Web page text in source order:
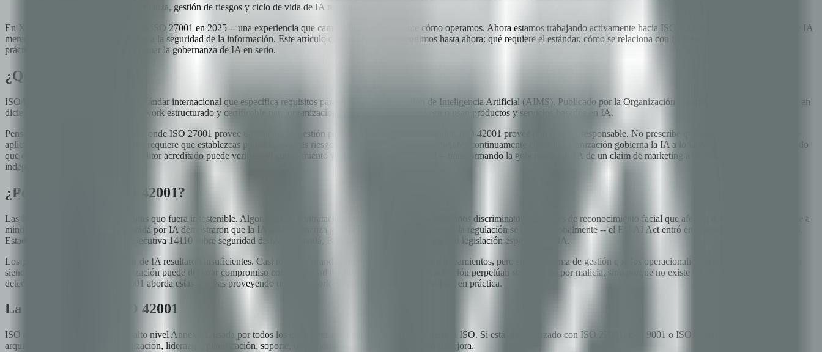
Framework ISO 42001: gobernanza, gestión de riesgos y ciclo de vida de IA responsable
En Xcapit, obtuvimos la certificación ISO 27001 en 2025 -- una experiencia que cambió fundamentalmente cómo operamos. Ahora estamos trabajando activamente hacia ISO 42001 porque la gobernanza de IA
merece el mismo rigor que aplicamos a la seguridad de la información. Este artículo comparte lo que aprendimos hasta ahora: qué requiere el estándar, cómo se relaciona con frameworks existentes y pasos
prácticos para empresas listas para tomar la gobernanza de IA en serio.
¿Qué es ISO 42001?
ISO/IEC 42001:2023 es el primer estándar internacional que específica requisitos para un Sistema de Gestión de Inteligencia Artificial (AIMS). Publicado por la Organización Internacional de Normalización en
diciembre de 2023, provee un framework estructurado y certificable para organizaciones que desarrollan, proveen o usan productos y servicios basados en IA.
Pensalo como ISO 27001 para IA. Donde ISO 27001 provee un sistema de gestión para seguridad de la información, ISO 42001 provee uno para IA responsable. No prescribe qué algoritmos usar ni prohíbe
aplicaciones específicas. En cambio, requiere que establezcas políticas, evalúes riesgos, implementes controles y mejores continuamente cómo tu organización gobierna la IA a lo largo de su ciclo de vida. Dado
que el estándar es certificable, un auditor acreditado puede verificar el cumplimiento y emitir certificación formal -- transformando la gobernanza de IA de un claim de marketing a un compromiso verificado
independientemente.
¿Por qué se creó ISO 42001?
Las fallas de IA hicieron que el status quo fuera insostenible. Algoritmos de contratación sesgados, modelos de préstamos discriminatorios, errores de reconocimiento facial que afectan desproporcionadamente a
minorías e información falsa generada por IA demostraron que la IA sin gobernanza genera daño real. Mientras tanto, la regulación se aceleró globalmente -- el EU AI Act entró en vigencia en agosto de 2024,
Estados Unidos emitió la Orden Ejecutiva 14110 sobre seguridad de IA, y Canadá, Brasil, China y Japón introdujeron legislación específica de IA.
Los principios voluntarios de ética de IA resultaron insuficientes. Casi todas las grandes empresas tech publicaron lineamientos, pero sin un sistema de gestión que los operacionalice, estos principios siguieron
siendo aspiracionales. Una organización puede declarar compromiso con la equidad mientras sus modelos en producción perpetúan sesgos -- no por malicia, sino porque no existe un proceso sistemático para
detectarlos y corregirlos. ISO 42001 aborda estas brechas proveyendo un framework auditable que traduce principios en práctica.
La estructura de ISO 42001
ISO 42001 sigue la estructura de alto nivel Annex SL usada por todos los estándares modernos de sistemas de gestión ISO. Si estás familiarizado con ISO 27001, ISO 9001 o ISO 14001, vas a reconocer la
arquitectura: contexto de la organización, liderazgo, planificación, soporte, operación, evaluación de desempeño y mejora.